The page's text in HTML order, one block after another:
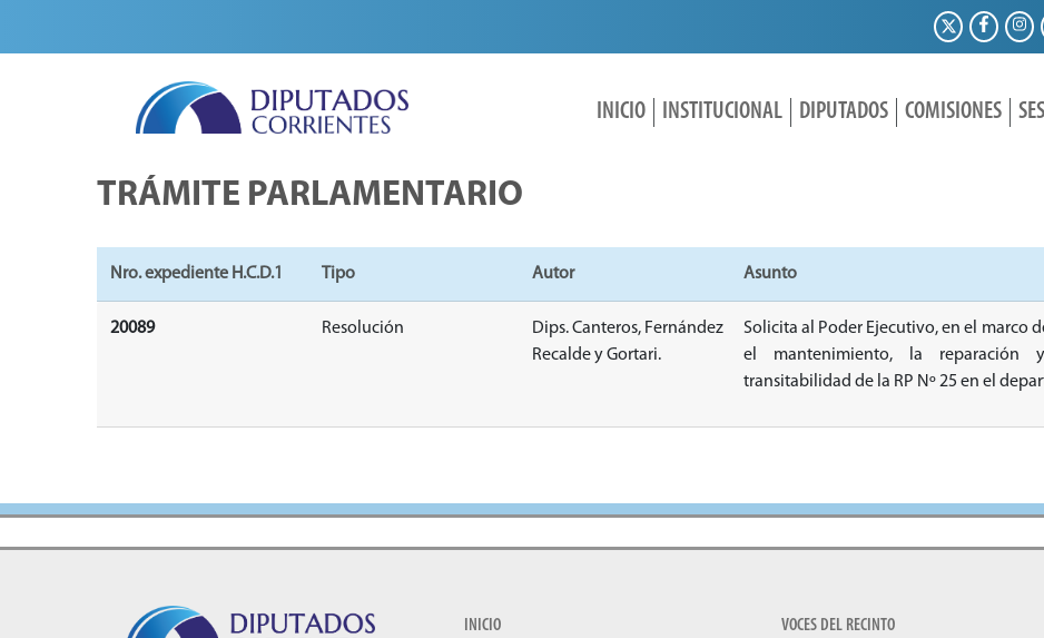
INICIO INSTITUCIONAL DIPUTADOS COMISIONES
TRÁMITE PARLAMENTARIO
Nro. expediente H.C.D.1 Tipo Autor Asunto
20089 Resolución
Dips. Canteros, Fernández
Recalde y Gortari.
Solicita al Poder Ejecutivo, en el marco
el mantenimiento, la
transitabilidad de la RP Nº 25 en el
INICIO VOCES DEL RECINTO